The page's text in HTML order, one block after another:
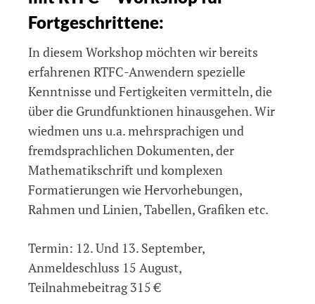
Fortgeschrittene:
In diesem Workshop möchten wir bereits
erfahrenen RTFC-Anwendern spezielle
Kenntnisse und Fertigkeiten vermitteln, die
über die Grundfunktionen hinausgehen. Wir
wiedmen uns u.a. mehrsprachigen und
fremdsprachlichen Dokumenten, der
Mathematikschrift und komplexen
Formatierungen wie Hervorhebungen,
Rahmen und Linien, Tabellen, Grafiken etc.
Termin: 12. Und 13. September,
Anmeldeschluss 15 August,
Teilnahmebeitrag 315 €